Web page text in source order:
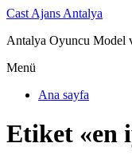
Cast Ajans Antalya
Antalya Oyuncu Model
Menü
Ana sayfa
Etiket «en